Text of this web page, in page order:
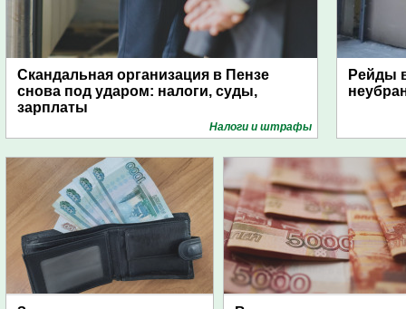
Скандальная организация в Пензе
снова под ударом: налоги, суды,
зарплаты
Налоги и штрафы
Рейды